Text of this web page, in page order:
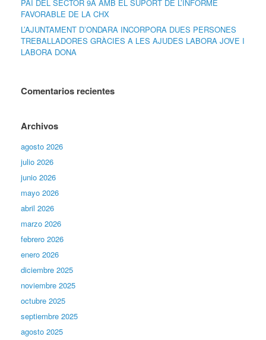
PAI DEL SECTOR 9A AMB EL SUPORT DE L’INFORME
FAVORABLE DE LA CHX
L’AJUNTAMENT D’ONDARA INCORPORA DUES PERSONES
TREBALLADORES GRÀCIES A LES AJUDES LABORA JOVE I
LABORA DONA
Comentarios recientes
Archivos
agosto 2026
julio 2026
junio 2026
mayo 2026
abril 2026
marzo 2026
febrero 2026
enero 2026
diciembre 2025
noviembre 2025
octubre 2025
septiembre 2025
agosto 2025